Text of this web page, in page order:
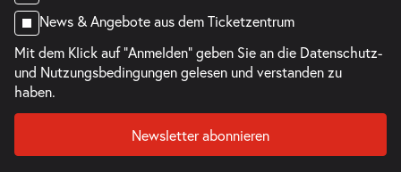
News & Angebote aus dem Ticketzentrum
Mit dem Klick auf "Anmelden" geben Sie an die Datenschutz-
und Nutzungsbedingungen gelesen und verstanden zu
haben.
Newsletter abonnieren